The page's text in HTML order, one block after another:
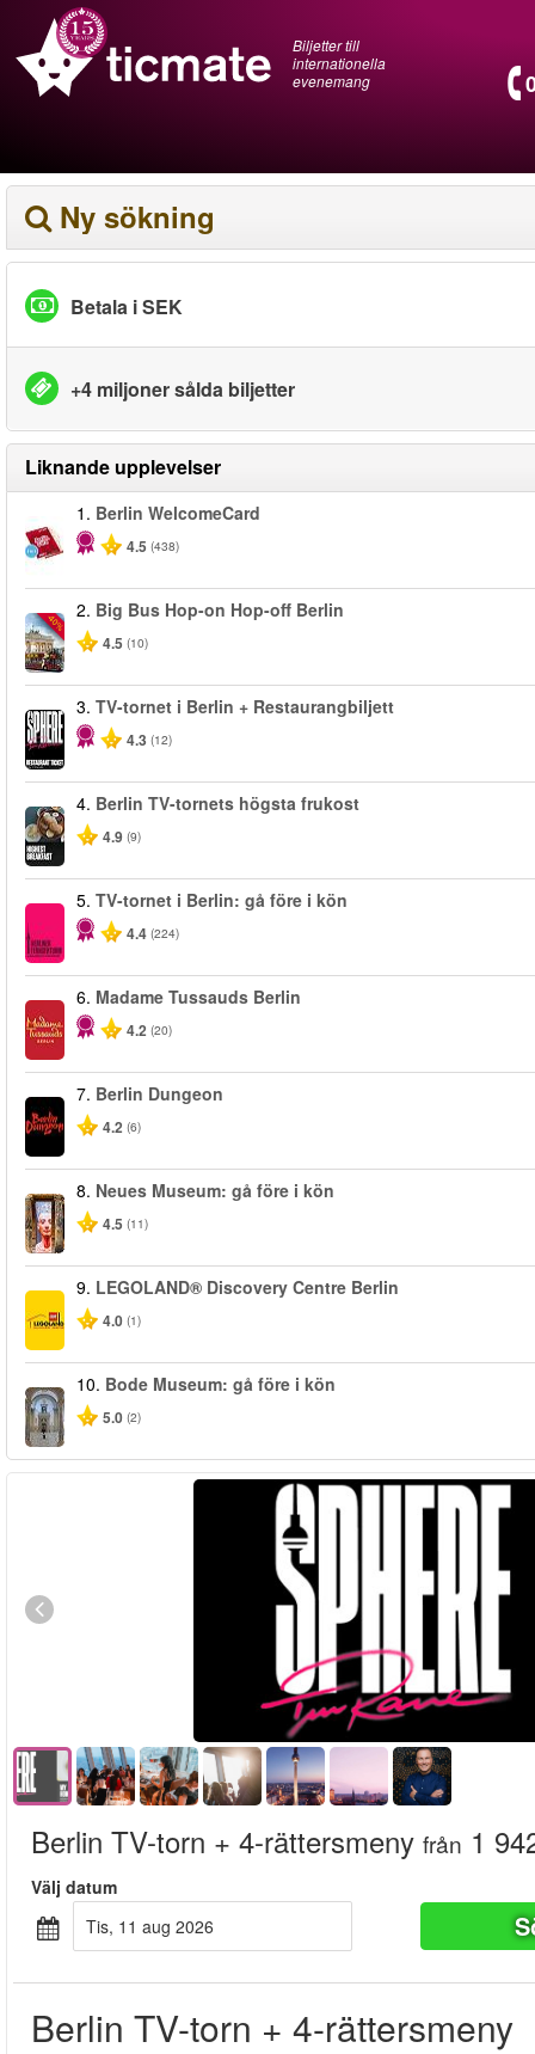
Biljetter till
internationella
evenemang
Ny sökning
Betala i SEK
+4 miljoner sålda biljetter
Liknande upplevelser
1. Berlin WelcomeCard
4.5 (438)
-40%
2. Big Bus Hop-on Hop-off Berlin
4.5 (10)
3. TV-tornet i Berlin + Restaurangbiljett
4.3 (12)
4. Berlin TV-tornets högsta frukost
4.9 (9)
5. TV-tornet i Berlin: gå före i kön
4.4 (224)
6. Madame Tussauds Berlin
4.2 (20)
7. Berlin Dungeon
4.2 (6)
8. Neues Museum: gå före i kön
4.5 (11)
9. LEGOLAND® Discovery Centre Berlin
4.0 (1)
10. Bode Museum: gå före i kön
5.0 (2)
Berlin TV-torn + 4-rättersmeny från 1
Välj datum
tis, 11 aug 2026
Berlin TV-torn + 4-rättersmeny